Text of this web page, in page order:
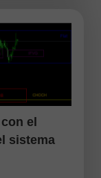
el
sistema